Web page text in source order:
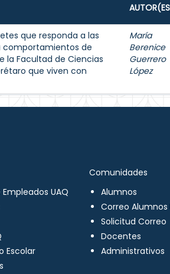
que responda a las
comportamientos de
la Facultad de Ciencias
que viven con
María
Berenice
Guerrero
López
UAQ
Escolar
Comunidades
Alumnos
Correo Alumnos
Solicitud Correo
Docentes
Administrativos